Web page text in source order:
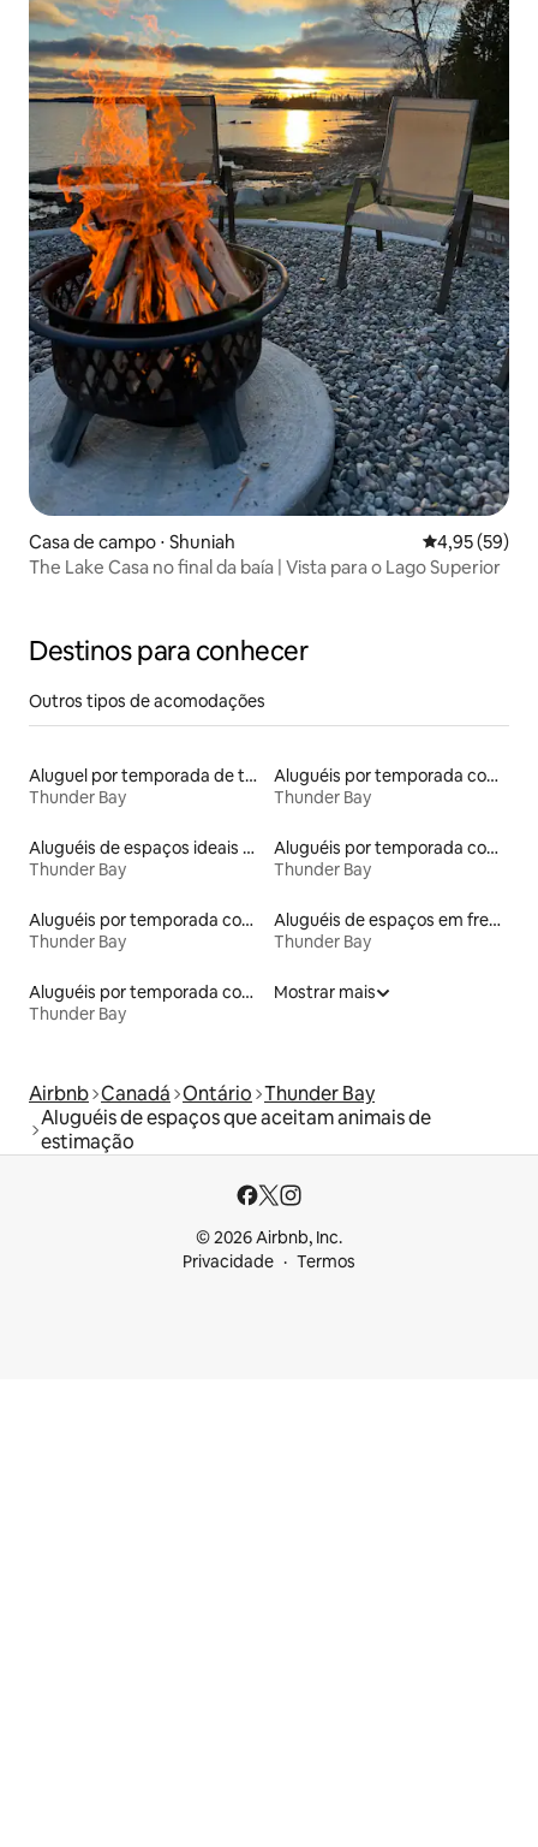
Casa de campo ⋅ Shuniah 4,95 de uma
4,95 (59)
The Lake Casa no final da baía | Vista para o Lago Superior
Destinos para conhecer
Outros tipos de acomodações
Aluguel por temporada de townhouses
Thunder Bay
Aluguéis por temporada com caiaque
Thunder Bay
Aluguéis de espaços ideais para famílias
Thunder Bay
Aluguéis por temporada com banheira de hidromassagem
Thunder Bay
Aluguéis por temporada com acesso ao lago
Thunder Bay
Aluguéis de espaços em frente à praia
Thunder Bay
Aluguéis por temporada com suítes privativas
Thunder Bay
Mostrar mais
Airbnb Canadá Ontário Thunder Bay
Aluguéis de espaços que aceitam animais de
estimação
© 2026 Airbnb, Inc.
Privacidade
Termos